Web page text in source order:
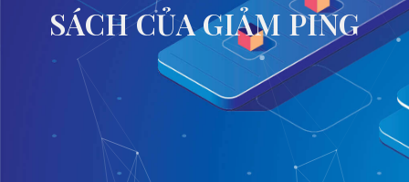
SÁCH CỦA GIẢM PING